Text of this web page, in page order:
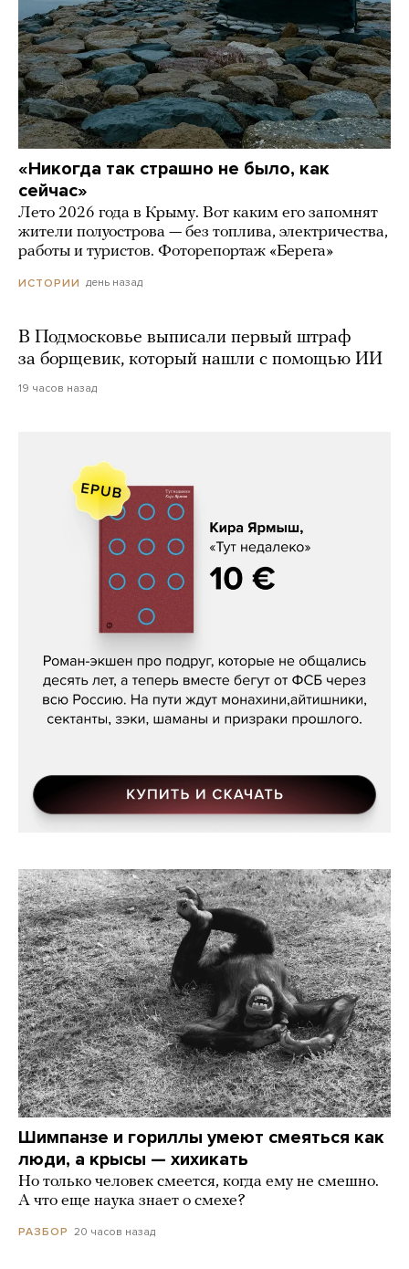
«Никогда так страшно не было, как
сейчас»
Лето 2026 года в Крыму. Вот каким его запомнят
жители полуострова — без топлива, электричества,
работы и туристов. Фоторепортаж «Берега»
ИСТОРИИ день назад
В Подмосковье выписали первый штраф
за борщевик, который нашли с помощью ИИ
19 часов назад
Кира Ярмыш, «Тут недалеко»
Шимпанзе и гориллы умеют смеяться как
люди, а крысы — хихикать
Но только человек смеется, когда ему не смешно.
А что еще наука знает о смехе?
РАЗБОР 20 часов назад